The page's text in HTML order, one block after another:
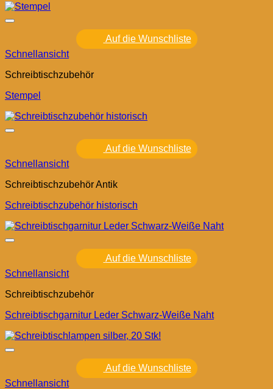
Auf die Wunschliste
Schnellansicht
Schreibtischzubehör
Stempel
Auf die Wunschliste
Schnellansicht
Schreibtischzubehör Antik
Schreibtischzubehör historisch
Auf die Wunschliste
Schnellansicht
Schreibtischzubehör
Schreibtischgarnitur Leder Schwarz-Weiße Naht
Auf die Wunschliste
Schnellansicht